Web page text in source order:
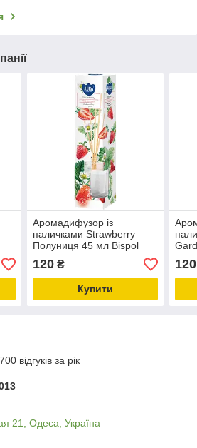
Аромадифузор із
паличками Strawberry
Полуниця 45 мл Bispol
120₴
Купити
120
відгуків за рік
21, Одеса, Україна